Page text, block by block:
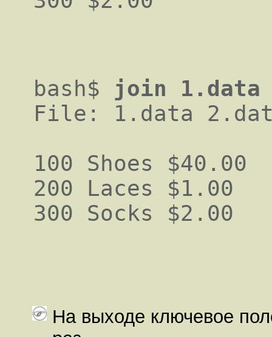
bash$
join 1.data
File: 1.data
100 Shoes $40.00
200 Laces $1.00
300 Socks $2.00
На выходе ключевое